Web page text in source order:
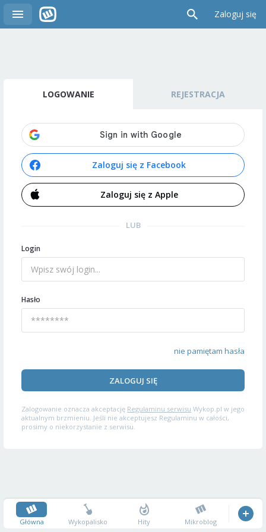
Zaloguj się
LOGOWANIE REJESTRACJA
Zaloguj się z Facebook
Zaloguj się z Apple
LUB
Login
Hasło
nie pamiętam hasła
ZALOGUJ SIĘ
Zalogowanie oznacza akceptację Regulaminu serwisu Wykop.pl w jego
aktualnym brzmieniu. Jeśli nie akceptujesz Regulaminu w całości,
prosimy o niekorzystanie z serwisu.
Główna Wykopalisko Hity Mikroblog